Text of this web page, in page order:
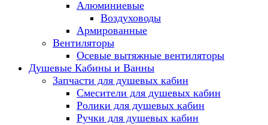
Алюминиевые
Воздуховоды
Армированные
Вентиляторы
Осевые вытяжные вентиляторы
Душевые Кабины и Ванны
Запчасти для душевых кабин
Смесители для душевых кабин
Ролики для душевых кабин
Ручки для душевых кабин